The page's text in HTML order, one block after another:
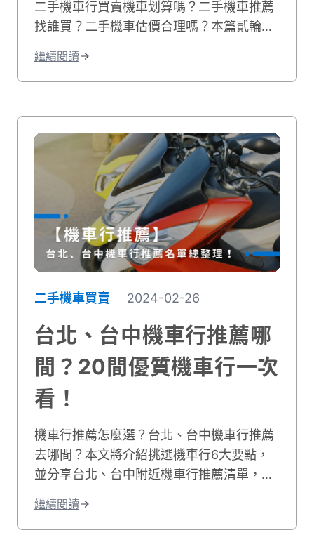
二手機車行買賣機車划算嗎？二手機車推薦
找誰買？二手機車估價合理嗎？本篇貳輪嶼
行推薦資訊給您，解開您對二手機車哪裡買
比較好的疑惑。
繼續閱讀
二手機車買賣 2024-02-26
台北、台中機車行推薦哪
間？20間優質機車行一次
看！
機車行推薦怎麼選？台北、台中機車行推薦
去哪間？本文將介紹挑選機車行6大要點，
並分享台北、台中附近機車行推薦清單，讓
推機車行：貳輪嶼，給你最專業的二手機車
購買建議！
繼續閱讀